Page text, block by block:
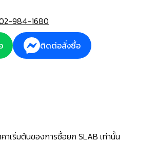
984-1680
ติดต่อสั่งซื้อ
าเริ่มต้นของการซื้อยก SLAB เท่านั้น